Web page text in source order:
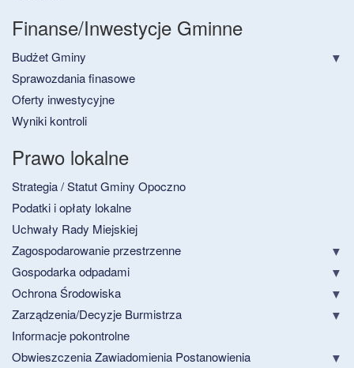
Finanse/Inwestycje Gminne
Budżet Gminy
Sprawozdania finasowe
Oferty inwestycyjne
Wyniki kontroli
Prawo lokalne
Strategia / Statut Gminy Opoczno
Podatki i opłaty lokalne
Uchwały Rady Miejskiej
Zagospodarowanie przestrzenne
Gospodarka odpadami
Ochrona Środowiska
Zarządzenia/Decyzje Burmistrza
Informacje pokontrolne
Obwieszczenia Zawiadomienia Postanowienia